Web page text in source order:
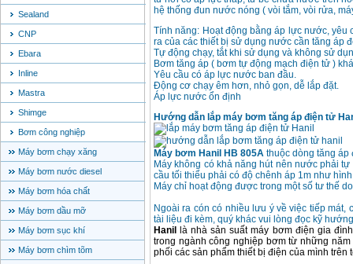
Sealand
CNP
Ebara
Inline
Mastra
Shimge
Bơm công nghiệp
Máy bơm chạy xăng
Máy bơm nước diesel
Máy bơm hóa chất
Máy bơm dầu mỡ
Máy bơm sục khí
Máy bơm chìm tõm
hệ thống đun nước nóng ( vòi tắm, vòi rửa,
Tính năng: Hoạt động bằng áp lực nước,
ra của các thiết bị sử dụng nước cần tăng áp
Tự động chạy, tắt khi sử dụng và không sử
Bơm tăng áp ( bơm tự động mạch điện tử )
Yêu cầu có áp lực nước ban đầu.
Động cơ chạy êm hơn, nhỏ gọn, dễ lắp đặt.
Áp lực nước ổn định
Hướng dẫn lắp máy bơm tăng áp điện tử
Máy bơm Hanil HB 805A thuộc dòng tăng áp
Máy không có khả năng hút nên nước phải
cầu tối thiểu phải có độ chênh áp 1m như
Máy chỉ hoạt động được trong một số tư thế
Ngoài ra cón có nhiều lưu ý về việc tiếp
tài liệu đi kèm, quý khác vui lòng đọc kỹ
Hanil
là nhà sản suất máy bơm điện gia
trong ngành công nghiệp bơm từ những
phối các sản phẩm thiết bị điện của mình trên